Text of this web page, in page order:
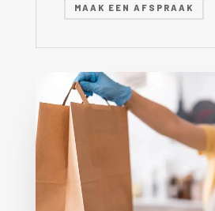
MAAK EEN AFSPRAAK